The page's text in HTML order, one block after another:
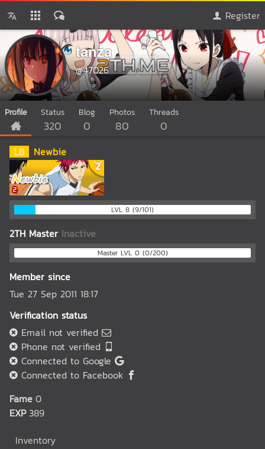
Register
tanza
@47026
Profile Status
320
Blog
0
Photos
80
Threads
0
L8 Newbie
LVL 8 (9/101)
2TH Master Inactive
Master LVL 0 (0/200)
Member since
Tue 27 Sep 2011 18:17
Verification status
Email not verified
Phone not verified
Connected to Google
Connected to Facebook
Fame 0
EXP 389
Inventory